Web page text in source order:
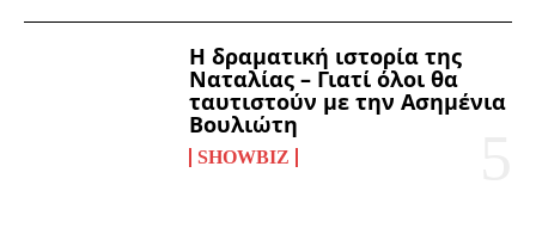
Η δραματική ιστορία της
Ναταλίας – Γιατί όλοι θα
ταυτιστούν με την Ασημένια
Βουλιώτη
SHOWBIZ